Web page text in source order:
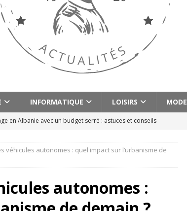
INFORMATIQUE LOISIRS MODE
en Albanie avec un budget serré : astuces et conseils
définition : 7 signes qui ne trompent pas
BIEN-ETRE
pour voyager en Géorgie : conseils pratiques et astuces
véhicules autonomes : quel impact sur l’urbanisme de
autonomes :